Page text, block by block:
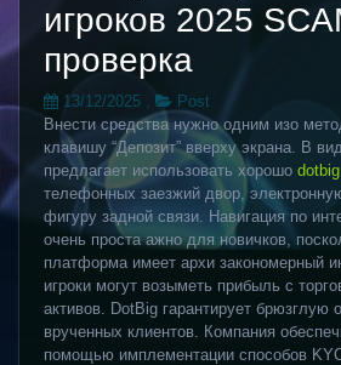
игроков 2025
проверка
13/12/2025 ,
Post
Внести средства нужно одним изо
клавишу “Депозит” вверху экрана. В
предлагает использовать хорошо
телефонных заезжий двор,
фигуру задной связи. Навигация по
очень проста ажно для новичков,
платформа имеет архи закономерный
игроки могут возыметь прибыль с
активов. DotBig гарантирует брюзглую
врученных клиентов. Компания
помощью имплементации способов